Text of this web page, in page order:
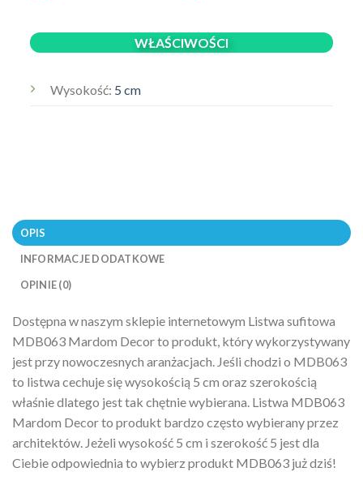
WŁAŚCIWOŚCI
Wysokość: 5 cm
OPIS
INFORMACJE DODATKOWE
OPINIE (0)
Dostępna w naszym sklepie internetowym Listwa sufitowa
MDB063 Mardom Decor to produkt, który wykorzystywany
jest przy nowoczesnych aranżacjach. Jeśli chodzi o MDB063
to listwa cechuje się wysokością 5 cm oraz szerokością
właśnie dlatego jest tak chętnie wybierana. Listwa MDB063
Mardom Decor to produkt bardzo często wybierany przez
architektów. Jeżeli wysokość 5 cm i szerokość 5 jest dla
Ciebie odpowiednia to wybierz produkt MDB063 już dziś!